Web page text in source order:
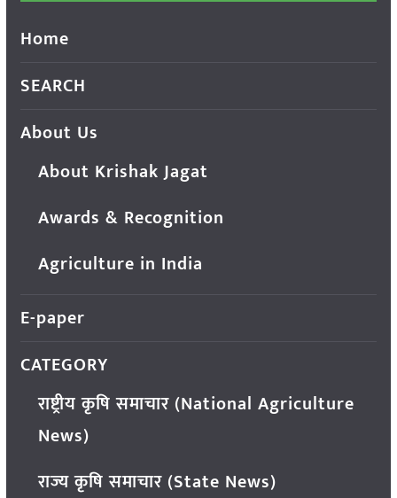
Home
SEARCH
About Us
About Krishak Jagat
Awards & Recognition
Agriculture in India
E-paper
CATEGORY
राष्ट्रीय कृषि समाचार (National Agriculture
News)
राज्य कृषि समाचार (State News)